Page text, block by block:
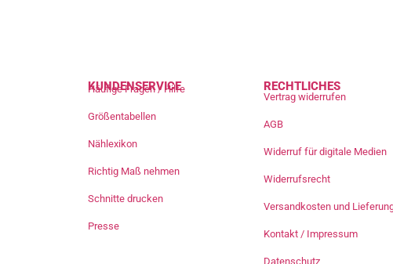
KUNDENSERVICE
Häufige Fragen / Hilfe
Größentabellen
Nählexikon
Richtig Maß nehmen
Schnitte drucken
Presse
RECHTLICHES
Vertrag widerrufen
AGB
Widerruf für digitale Medien
Widerrufsrecht
Versandkosten und
Kontakt / Impressum
Datenschutz